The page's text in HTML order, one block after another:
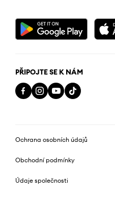
PŘIPOJTE SE K NÁM
Ochrana osobních údajů
Obchodní podmínky
Údaje společnosti